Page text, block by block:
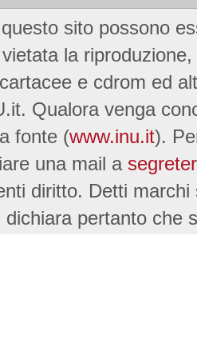
sito possono
la
e cdrom ed
Qualora venga
fonte (www.inu.it).
una mail a
diritto. Detti
pertanto che